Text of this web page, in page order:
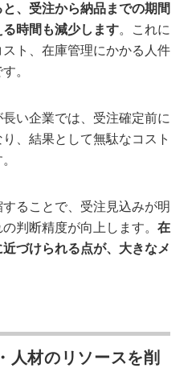
、受注から納品までの期間
時間も減少します。これに
ト、在庫管理にかかる人件
。
い企業では、受注確定前に
、結果として無駄なコスト
ることで、受注見込みが明
判断精度が向上します。 在
づけられる点が、大きなメ
人材のリソースを削